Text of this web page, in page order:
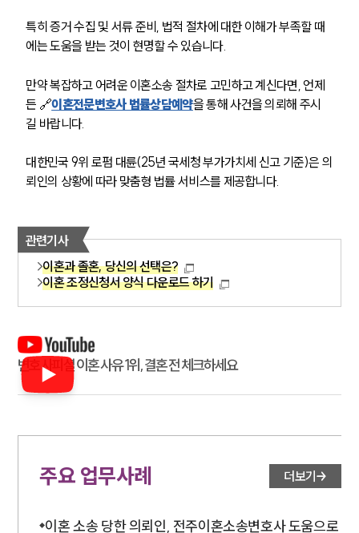
특히 증거 수집 및 서류 준비, 법적 절차에 대한 이해가 부족할 때
에는 도움을 받는 것이 현명할 수 있습니다.
만약 복잡하고 어려운 이혼소송 절차로 고민하고 계신다면, 언제
든 🔗이혼전문변호사 법률상담예약을 통해 사건을 의뢰해 주시
길 바랍니다.
대한민국 9위 로펌 대륜(25년 국세청 부가가치세 신고 기준)은 의
뢰인의 상황에 따라 맞춤형 법률 서비스를 제공합니다.
관련기사
이혼과 졸혼, 당신의 선택은?
이혼 조정신청서 양식 다운로드 하기
변호사피셜 이혼 사유 1위, 결혼 전 체크하세요
주요 업무사례 더보기
이혼 소송 당한 의뢰인, 전주이혼소송변호사 도움으로